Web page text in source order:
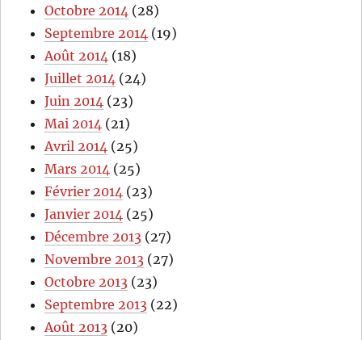
Octobre 2014 (28)
Septembre 2014 (19)
Août 2014 (18)
Juillet 2014 (24)
Juin 2014 (23)
Mai 2014 (21)
Avril 2014 (25)
Mars 2014 (25)
Février 2014 (23)
Janvier 2014 (25)
Décembre 2013 (27)
Novembre 2013 (27)
Octobre 2013 (23)
Septembre 2013 (22)
Août 2013 (20)